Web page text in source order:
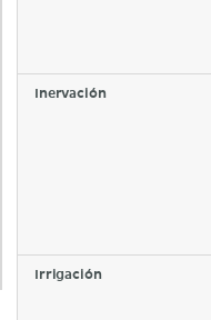
Inervación
Irrigación